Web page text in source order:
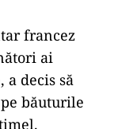
francez
ai
decis să
băuturile